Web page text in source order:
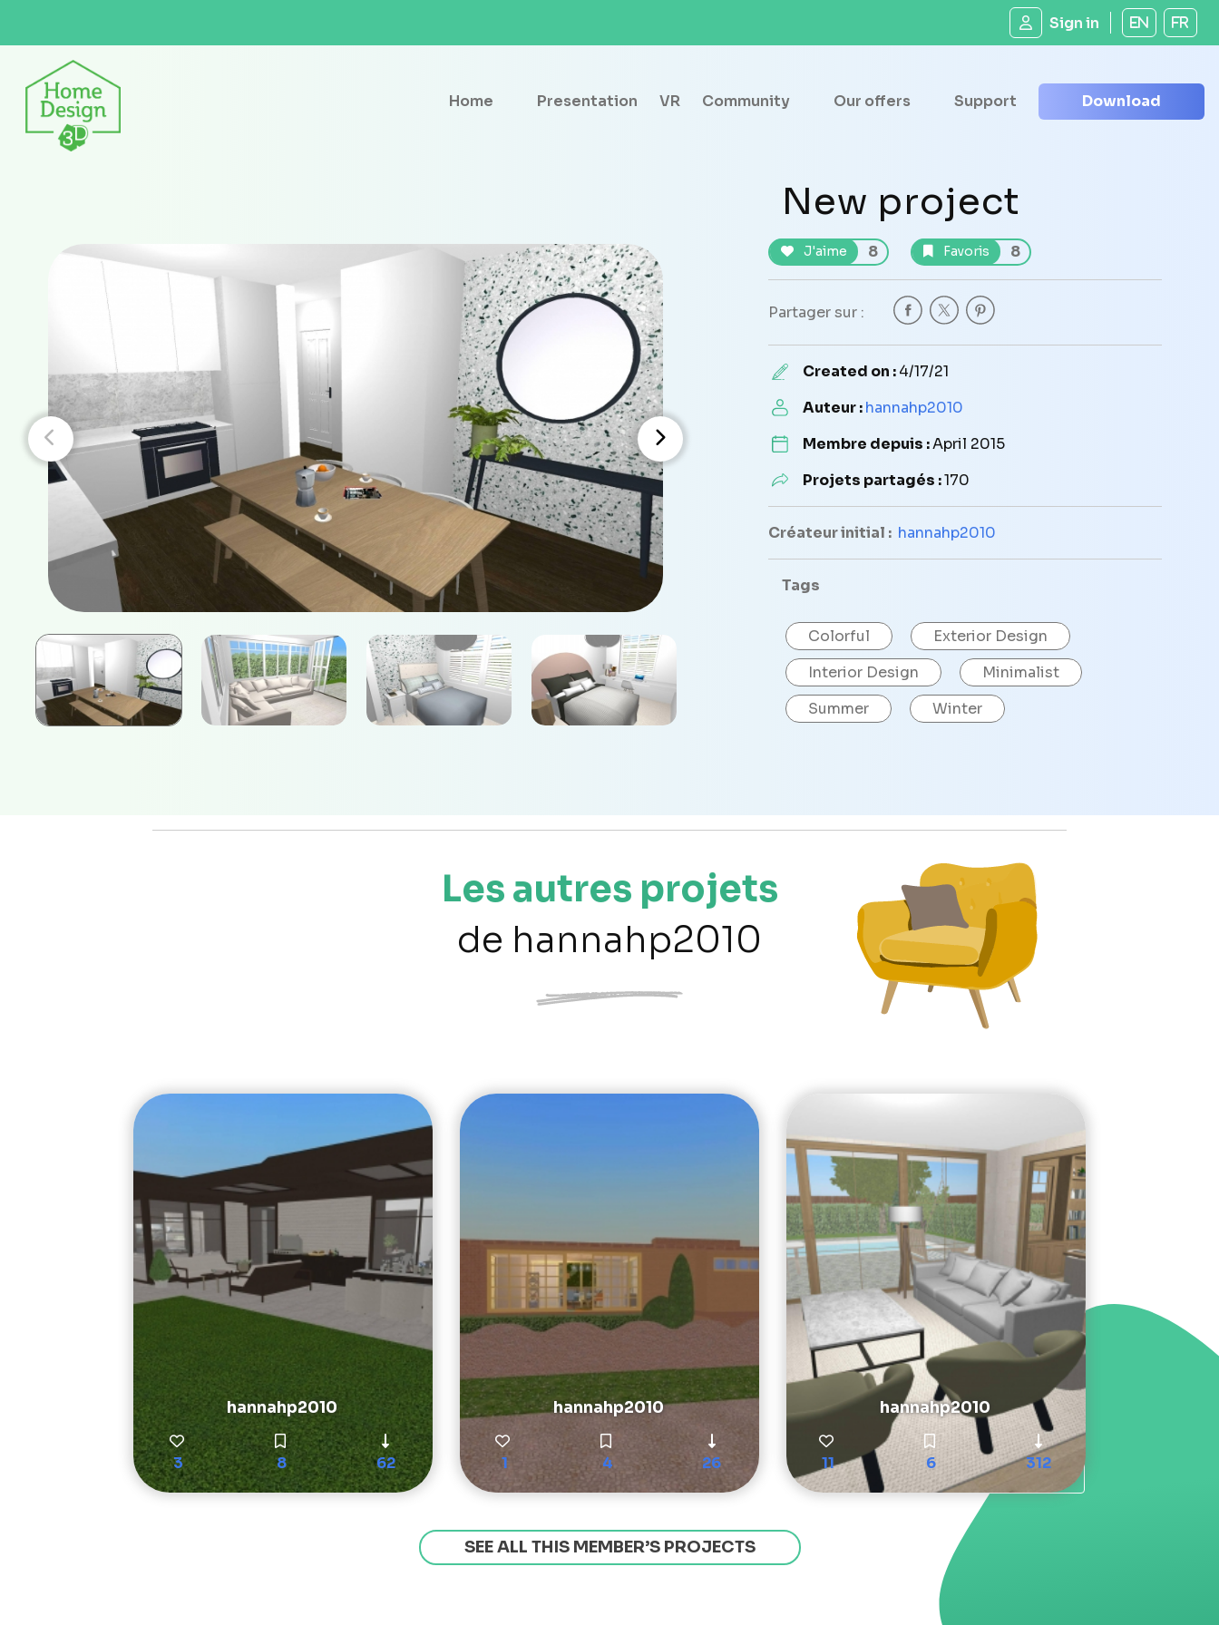
Sign in EN FR
Home Presentation VR Community Our offers Support Download
New project
J'aime 8 Favoris 8
Partager sur :
Created on :4/17/21
Auteur :hannahp2010
Membre depuis :April 2015
Projets partagés :170
Créateur initial : hannahp2010
Tags
Colorful
Exterior Design
Interior Design
Minimalist
Summer
Winter
Les autres projets
de hannahp2010
hannahp2010
3 8 62
hannahp2010
1 4 26
hannahp2010
11 6 312
SEE ALL THIS MEMBER’S PROJECTS